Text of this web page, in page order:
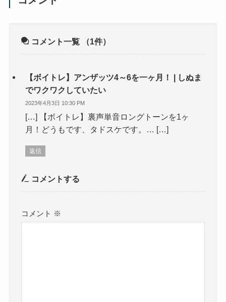
コメント一覧 （1件）
【ボイトレ】アンザッツ4～6を一ヶ月！ | しぬま
でワクワクしていたい
2023年4月3日 10:30 PM
[…] 【ボイトレ】裏声単音ロングトーンを1ヶ
月！どうもです、タドスケです。… […]
返信
コメントする
コメント ※